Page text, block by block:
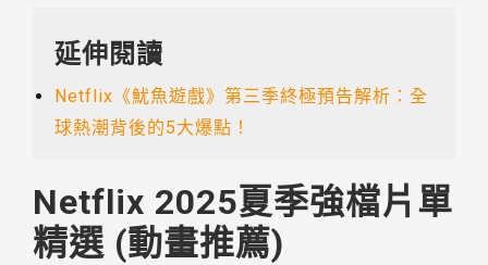
延伸閱讀
Netflix《魷魚遊戲》第三季終極預告解析：全
球熱潮背後的5大爆點！
Netflix 2025夏季強檔片單
精選 (動畫推薦)